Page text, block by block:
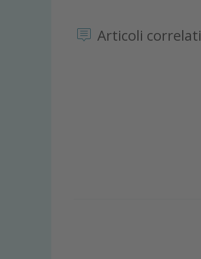
Articoli correlati